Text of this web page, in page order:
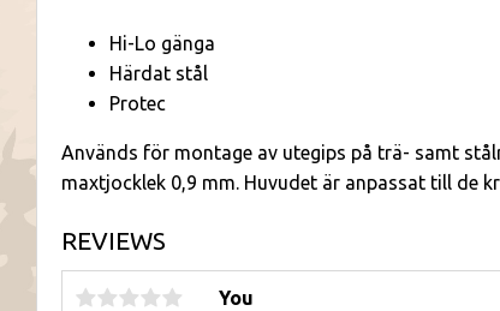
Hi-Lo gänga
Härdat stål
Protec
Används för montage av utegips på trä- samt
maxtjocklek 0,9 mm. Huvudet är anpassat till de
REVIEWS
You